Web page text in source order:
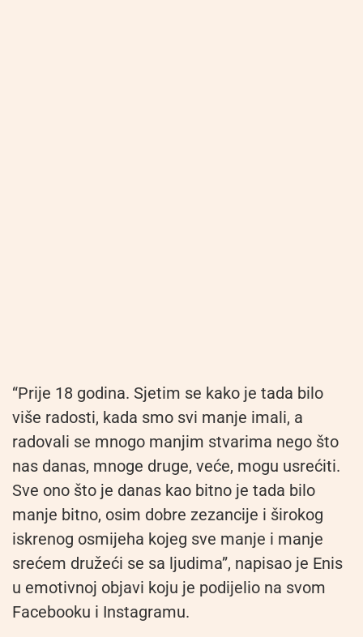
“Prije 18 godina. Sjetim se kako je tada bilo
više radosti, kada smo svi manje imali, a
radovali se mnogo manjim stvarima nego što
nas danas, mnoge druge, veće, mogu usrećiti.
Sve ono što je danas kao bitno je tada bilo
manje bitno, osim dobre zezancije i širokog
iskrenog osmijeha kojeg sve manje i manje
srećem družeći se sa ljudima”, napisao je Enis
u emotivnoj objavi koju je podijelio na svom
Facebooku i Instagramu.